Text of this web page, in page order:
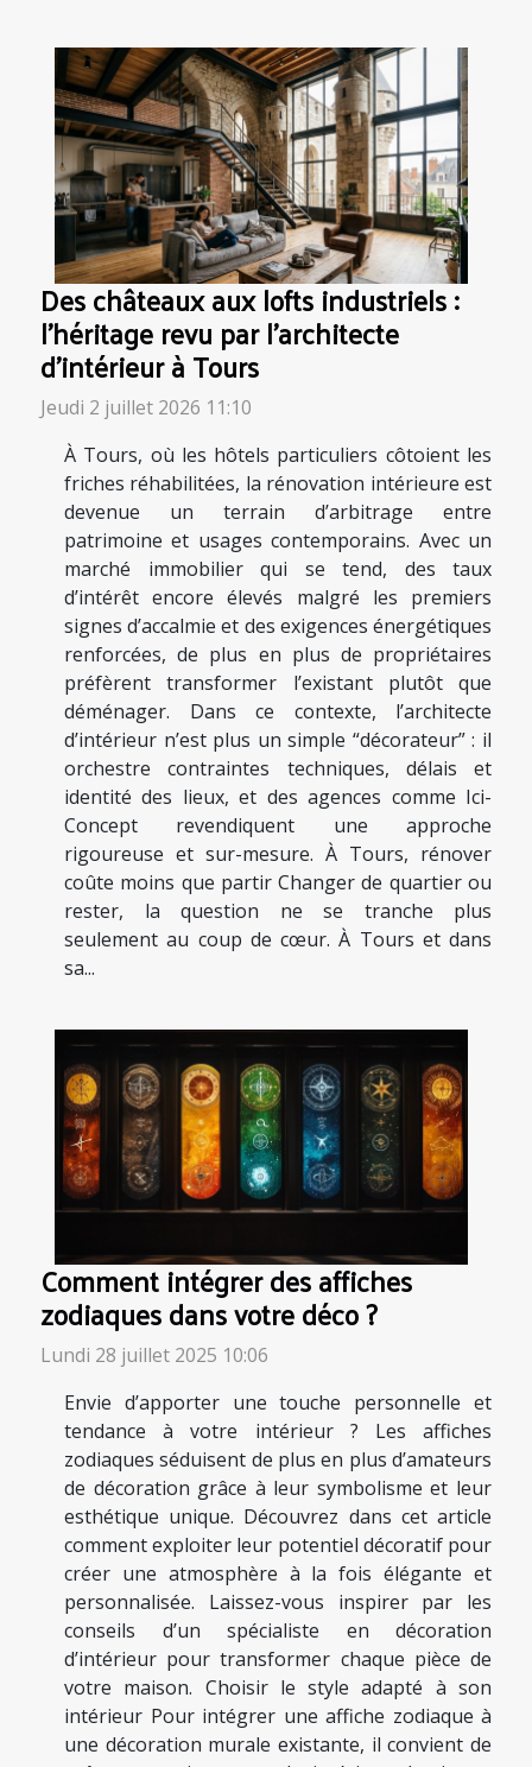
Des châteaux aux lofts industriels :
l’héritage revu par l’architecte
d’intérieur à Tours
Jeudi 2 juillet 2026 11:10
À Tours, où les hôtels particuliers côtoient les
friches réhabilitées, la rénovation intérieure est
devenue un terrain d’arbitrage entre
patrimoine et usages contemporains. Avec un
marché immobilier qui se tend, des taux
d’intérêt encore élevés malgré les premiers
signes d’accalmie et des exigences énergétiques
renforcées, de plus en plus de propriétaires
préfèrent transformer l’existant plutôt que
déménager. Dans ce contexte, l’architecte
d’intérieur n’est plus un simple “décorateur” : il
orchestre contraintes techniques, délais et
identité des lieux, et des agences comme Ici-
Concept revendiquent une approche
rigoureuse et sur-mesure. À Tours, rénover
coûte moins que partir Changer de quartier ou
rester, la question ne se tranche plus
seulement au coup de cœur. À Tours et dans
sa...
Comment intégrer des affiches
zodiaques dans votre déco ?
Lundi 28 juillet 2025 10:06
Envie d’apporter une touche personnelle et
tendance à votre intérieur ? Les affiches
zodiaques séduisent de plus en plus d’amateurs
de décoration grâce à leur symbolisme et leur
esthétique unique. Découvrez dans cet article
comment exploiter leur potentiel décoratif pour
créer une atmosphère à la fois élégante et
personnalisée. Laissez-vous inspirer par les
conseils d’un spécialiste en décoration
d’intérieur pour transformer chaque pièce de
votre maison. Choisir le style adapté à son
intérieur Pour intégrer une affiche zodiaque à
une décoration murale existante, il convient de